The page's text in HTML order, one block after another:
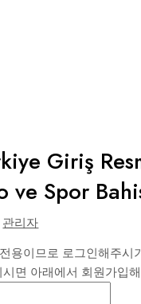
Giriş
ve Spor
관리자
용이므로 로그인해주시
시면 아래에서 회원가입